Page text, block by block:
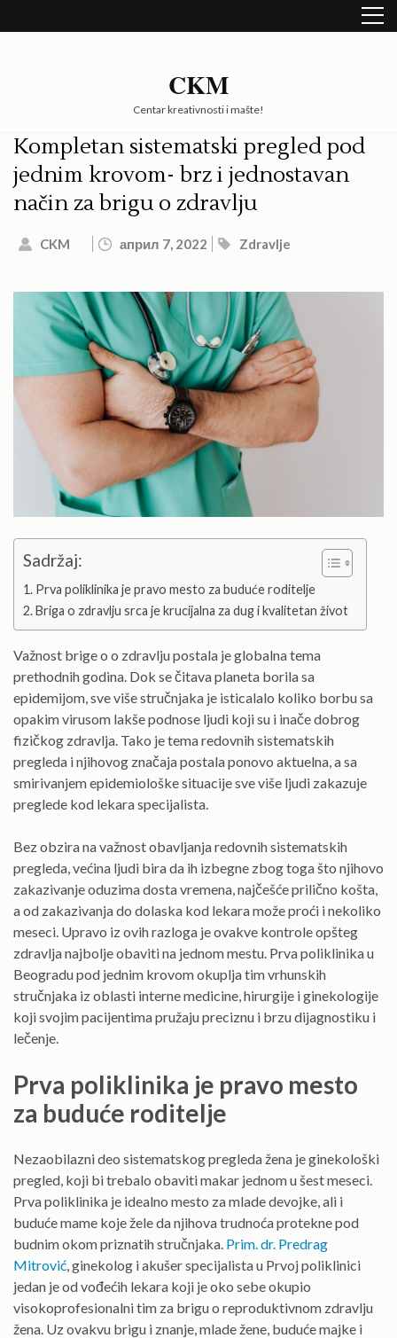
to
CKM
Centar kreativnosti i mašte!
Kompletan sistematski pregled pod
jednim krovom- brz i jednostavan
način za brigu o zdravlju
CKM април 7, 2022 Zdravlje
Sadržaj:
Prva poliklinika je pravo mesto za buduće roditelje
Briga o zdravlju srca je krucijalna za dug i kvalitetan život
Važnost brige o o zdravlju postala je globalna tema
prethodnih godina. Dok se čitava planeta borila sa
epidemijom, sve više stručnjaka je isticalalo koliko borbu sa
opakim virusom lakše podnose ljudi koji su i inače dobrog
fizičkog zdravlja. Tako je tema redovnih sistematskih
pregleda i njihovog značaja postala ponovo aktuelna, a sa
smirivanjem epidemiološke situacije sve više ljudi zakazuje
preglede kod lekara specijalista.
Bez obzira na važnost obavljanja redovnih sistematskih
pregleda, većina ljudi bira da ih izbegne zbog toga što njihovo
zakazivanje oduzima dosta vremena, najčešće prilično košta,
a od zakazivanja do dolaska kod lekara može proći i nekoliko
meseci. Upravo iz ovih razloga je ovakve kontrole opšteg
zdravlja najbolje obaviti na jednom mestu. Prva poliklinika u
Beogradu pod jednim krovom okuplja tim vrhunskih
stručnjaka iz oblasti interne medicine, hirurgije i ginekologije
koji svojim pacijentima pružaju preciznu i brzu dijagnostiku i
lečenje.
Prva poliklinika je pravo mesto
za buduće roditelje
Nezaobilazni deo sistematskog pregleda žena je ginekološki
pregled, koji bi trebalo obaviti makar jednom u šest meseci.
Prva poliklinika je idealno mesto za mlade devojke, ali i
buduće mame koje žele da njihova trudnoća protekne pod
budnim okom priznatih stručnjaka. Prim. dr. Predrag
Mitrović , ginekolog i akušer specijalista u Prvoj poliklinici
jedan je od vođećih lekara koji je oko sebe okupio
visokoprofesionalni tim za brigu o reproduktivnom zdravlju
žena. Uz ovakvu brigu i znanje, mlade žene, buduće majke i